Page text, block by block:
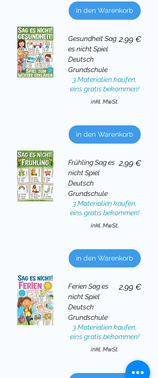
in den Warenkorb
Gesundheit Sag
es nicht Spiel
Deutsch
Grundschule
Preis
2,99 €
3 Materialien kaufen,
eins gratis bekommen!
inkl. MwSt.
in den Warenkorb
Frühling Sag es
nicht Spiel
Deutsch
Grundschule
Preis
2,99 €
3 Materialien kaufen,
eins gratis bekommen!
inkl. MwSt.
in den Warenkorb
Ferien Sag es
nicht Spiel
Deutsch
Grundschule
Preis
2,99 €
3 Materialien kaufen,
eins gratis bekommen!
inkl. MwSt.